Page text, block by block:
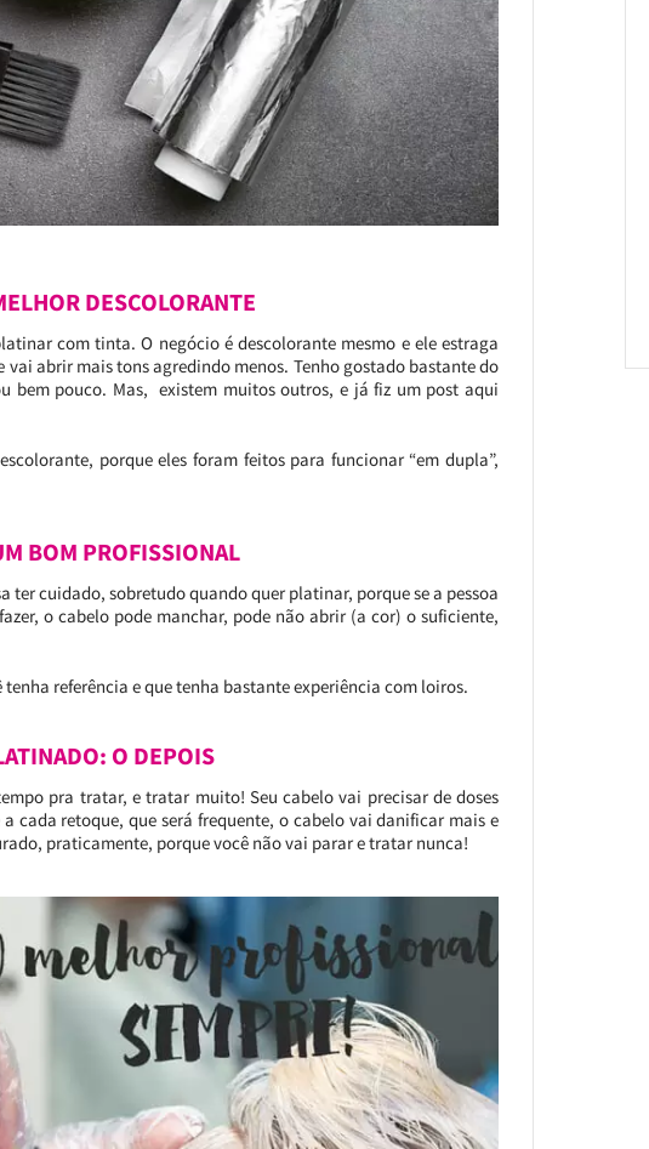
DESCOLORANTE
com tinta. O negócio é descolorante mesmo e ele estraga
abrir mais tons agredindo menos. Tenho gostado bastante do
bem pouco. Mas, existem muitos outros, e já fiz um post aqui
porque eles foram feitos para funcionar “em dupla”,
BOM PROFISSIONAL
ter cuidado, sobretudo quando quer platinar, porque se a pessoa
o cabelo pode manchar, pode não abrir (a cor) o suficiente,
referência e que tenha bastante experiência com loiros.
O DEPOIS
pra tratar, e tratar muito! Seu cabelo vai precisar de doses
cada retoque, que será frequente, o cabelo vai danificar mais e
praticamente, porque você não vai parar e tratar nunca!